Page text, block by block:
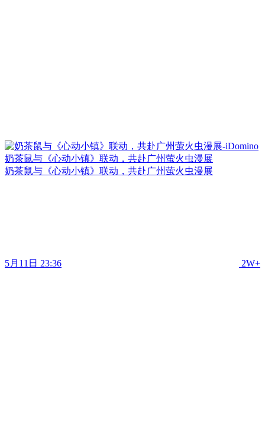
奶茶鼠与《心动小镇》联动，共赴广州萤火虫漫展
奶茶鼠与《心动小镇》联动，共赴广州萤火虫漫展
5月11日 23:36 2W+